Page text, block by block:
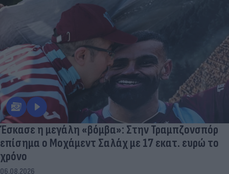
Έσκασε η μεγάλη «βόμβα»: Στην Τραμπζονσπόρ
επίσημα ο Μοχάμεντ Σαλάχ με 17 εκατ. ευρώ το
χρόνο
06.08.2026